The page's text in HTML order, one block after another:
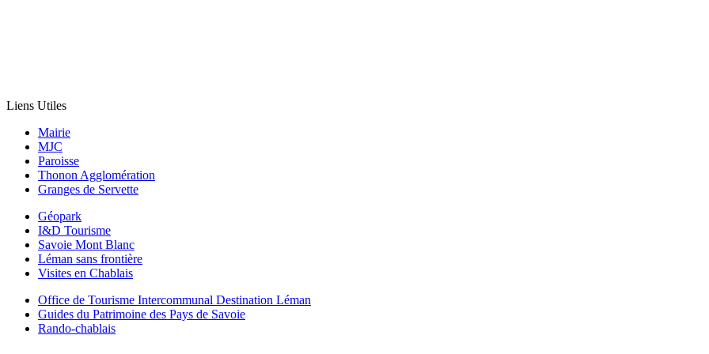
Liens Utiles
Mairie
MJC
Paroisse
Thonon Agglomération
Granges de Servette
Géopark
I&D Tourisme
Savoie Mont Blanc
Léman sans frontière
Visites en Chablais
Office de Tourisme Intercommunal Destination Léman
Guides du Patrimoine des Pays de Savoie
Rando-chablais